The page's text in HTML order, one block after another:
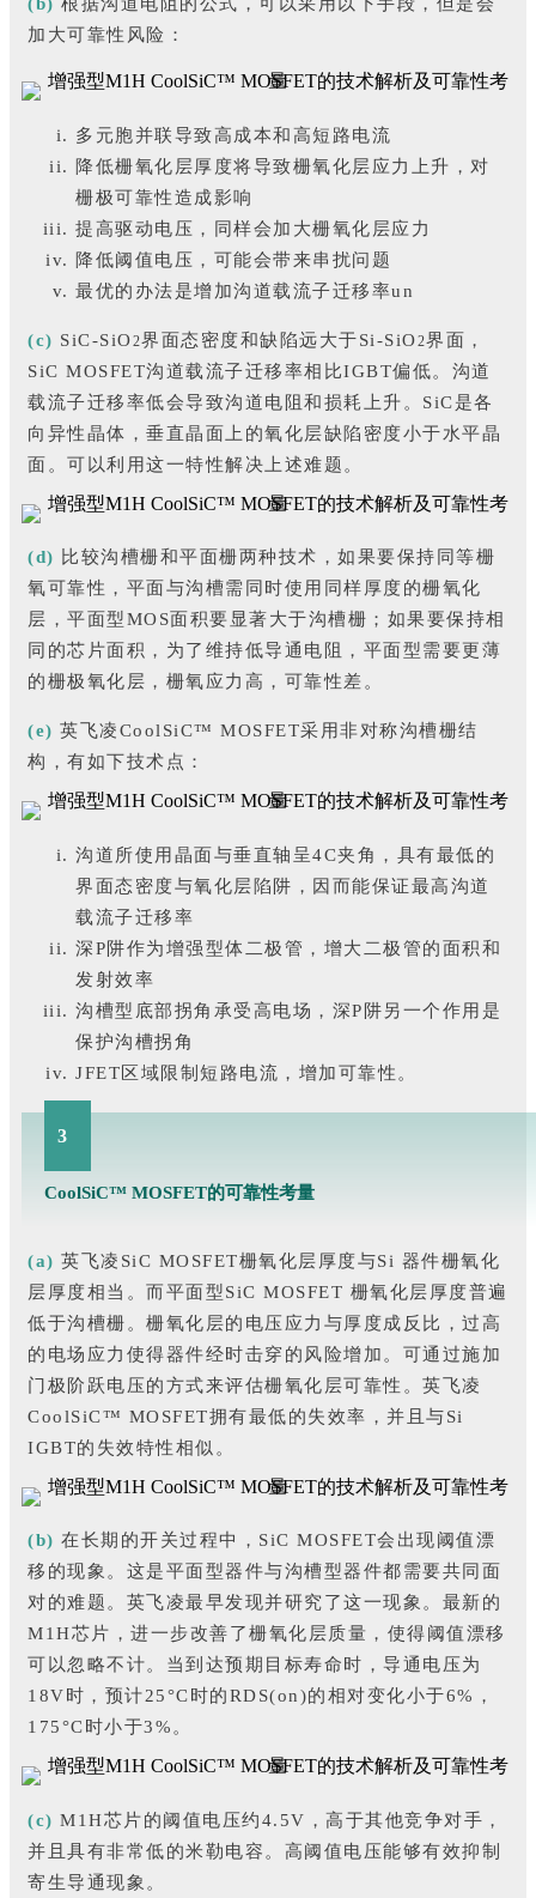
加大可靠性风险：
多元胞并联导致高成本和高短路电流
降低栅氧化层厚度将导致栅氧化层应力上升，对
栅极可靠性造成影响
提高驱动电压，同样会加大栅氧化层应力
降低阈值电压，可能会带来串扰问题
最优的办法是增加沟道载流子迁移率un
(c) SiC-SiO2界面态密度和缺陷远大于Si-SiO2界面，
SiC MOSFET沟道载流子迁移率相比IGBT偏低。沟道
载流子迁移率低会导致沟道电阻和损耗上升。SiC是各
向异性晶体，垂直晶面上的氧化层缺陷密度小于水平晶
面。可以利用这一特性解决上述难题。
(d) 比较沟槽栅和平面栅两种技术，如果要保持同等栅
氧可靠性，平面与沟槽需同时使用同样厚度的栅氧化
层，平面型MOS面积要显著大于沟槽栅；如果要保持相
同的芯片面积，为了维持低导通电阻，平面型需要更薄
的栅极氧化层，栅氧应力高，可靠性差。
(e) 英飞凌CoolSiC™ MOSFET采用非对称沟槽栅结
构，有如下技术点：
沟道所使用晶面与垂直轴呈4C夹角，具有最低的
界面态密度与氧化层陷阱，因而能保证最高沟道
载流子迁移率
深P阱作为增强型体二极管，增大二极管的面积和
发射效率
沟槽型底部拐角承受高电场，深P阱另一个作用是
保护沟槽拐角
JFET区域限制短路电流，增加可靠性。
3
CoolSiC™ MOSFET的可靠性考量
(a) 英飞凌SiC MOSFET栅氧化层厚度与Si 器件栅氧化
层厚度相当。而平面型SiC MOSFET 栅氧化层厚度普遍
低于沟槽栅。栅氧化层的电压应力与厚度成反比，过高
的电场应力使得器件经时击穿的风险增加。可通过施加
门极阶跃电压的方式来评估栅氧化层可靠性。英飞凌
CoolSiC™ MOSFET拥有最低的失效率，并且与Si
IGBT的失效特性相似。
(b) 在长期的开关过程中，SiC MOSFET会出现阈值漂
移的现象。这是平面型器件与沟槽型器件都需要共同面
对的难题。英飞凌最早发现并研究了这一现象。最新的
M1H芯片，进一步改善了栅氧化层质量，使得阈值漂移
可以忽略不计。当到达预期目标寿命时，导通电压为
18V时，预计25°C时的RDS(on)的相对变化小于6%，
175°C时小于3%。
(c) M1H芯片的阈值电压约4.5V，高于其他竞争对手，
并且具有非常低的米勒电容。高阈值电压能够有效抑制
寄生导通现象。